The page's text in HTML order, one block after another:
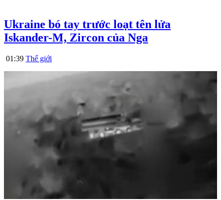
Ukraine bó tay trước loạt tên lửa
Iskander-M, Zircon của Nga
01:39 Thế giới